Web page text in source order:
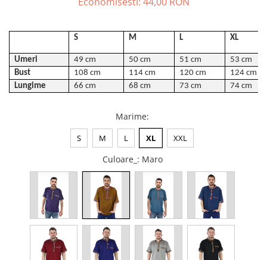
Căciuli
Bentițe
Mănuși
Jambiere din Lână
S M L XL
Umeri 49 cm 50 cm 51 cm 53 cm
Bust
108 cm 114 cm 120cm
124 cm
Lungime
66 cm 68 cm 73 cm 74 cm
Marime:
S M L XL XXL
Culoare_ : Maro